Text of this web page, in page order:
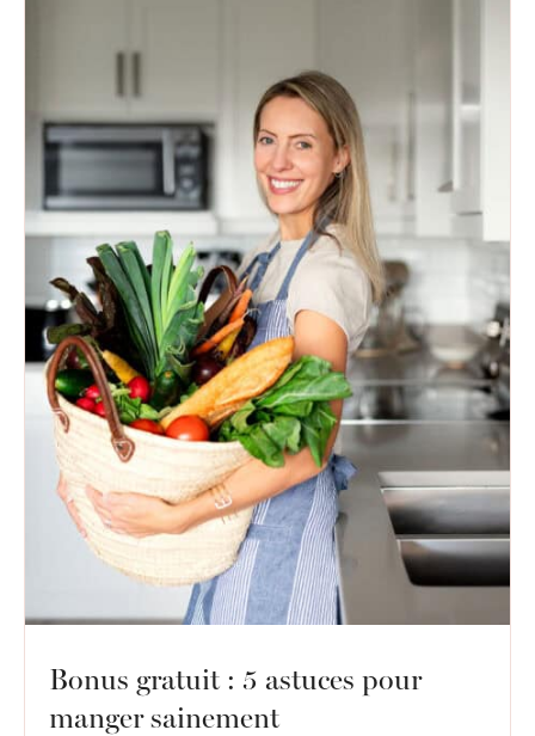
Bonus gratuit : 5 astuces pour
manger sainement